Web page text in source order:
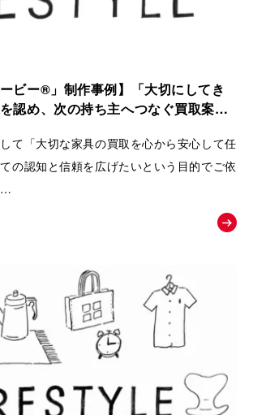
ービー®」制作事例】「大切にしてき
認め、次の持ち主へつなぐ買取案内
て「大切な家具の買取を心から安心して任
の認知と信頼を広げたいという目的でご依
て買い叩くのではなく、家具が持つ歴史やお
勢を広く理解してもらうために動画が制作